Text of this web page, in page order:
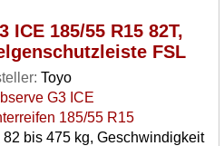
ICE 185/55 R15 82T,
FSL
Toyo
G3 ICE
185/55 R15
82 bis 475 kg, Geschwindigkeit